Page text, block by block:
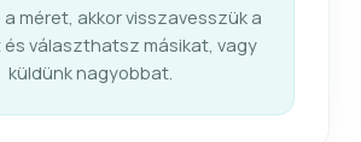
a méret, akkor visszavesszük a
választhatsz másikat, vagy
küldünk nagyobbat.